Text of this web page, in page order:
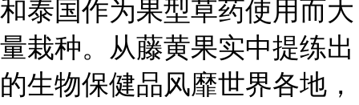
和泰国作为果型草药使用而大
量栽种。从藤黄果实中提练出
的生物保健品风靡世界各地，